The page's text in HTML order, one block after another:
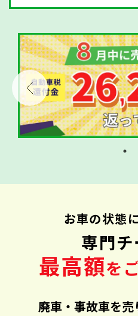
お車の状態
専門
最高額を
廃車・事故車を